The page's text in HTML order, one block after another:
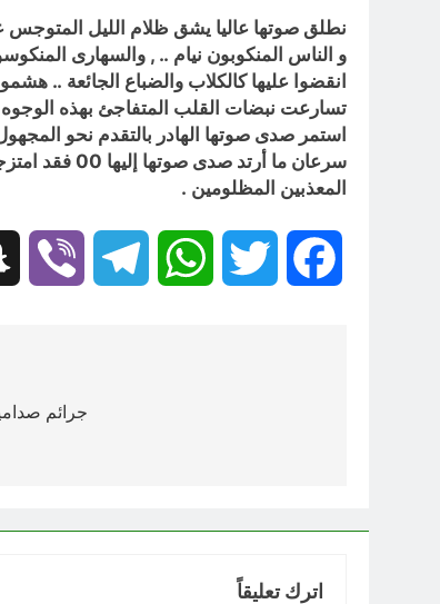
نطلق صوتها عاليا يشق ظلام الليل المتوجس
و الناس المنكوبون نيام .. , والسهارى
انقضوا عليها كالكلاب والضباع الجائعة ..
تسارعت نبضات القلب المتفاجئ بهذه الوجوه
استمر صدى صوتها الهادر بالتقدم نحو
سرعان ما
المعذبين المظلومين .
Facebook
Twitter
WhatsApp
Telegram
جرائم
اترك تعليقاً